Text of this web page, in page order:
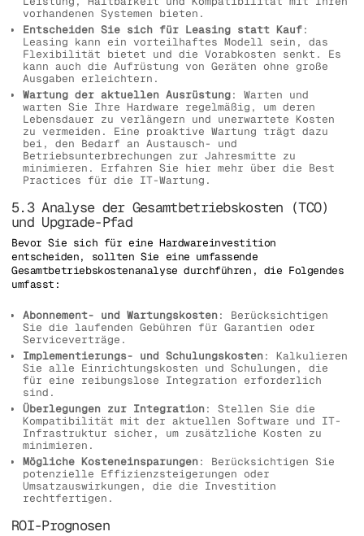
vorhandenen Systemen bieten.
Entscheiden Sie sich für Leasing statt Kauf:
Leasing kann ein vorteilhaftes Modell sein, das
Flexibilität bietet und die Vorabkosten senkt. Es
kann auch die Aufrüstung von Geräten ohne große
Ausgaben erleichtern.
Wartung der aktuellen Ausrüstung: Warten und
warten Sie Ihre Hardware regelmäßig, um deren
Lebensdauer zu verlängern und unerwartete Kosten
zu vermeiden. Eine proaktive Wartung trägt dazu
bei, den Bedarf an Austausch- und
Betriebsunterbrechungen zur Jahresmitte zu
minimieren. Erfahren Sie hier mehr über die Best
Practices für die IT-Wartung.
5.3 Analyse der Gesamtbetriebskosten (TCO)
und Upgrade-Pfad
Bevor Sie sich für eine Hardwareinvestition
entscheiden, sollten Sie eine umfassende
Gesamtbetriebskostenanalyse durchführen, die Folgendes
umfasst:
Abonnement- und Wartungskosten: Berücksichtigen
Sie die laufenden Gebühren für Garantien oder
Serviceverträge.
Implementierungs- und Schulungskosten: Kalkulieren
Sie alle Einrichtungskosten und Schulungen, die
für eine reibungslose Integration erforderlich
sind.
Überlegungen zur Integration: Stellen Sie die
Kompatibilität mit der aktuellen Software und IT-
Infrastruktur sicher, um zusätzliche Kosten zu
minimieren.
Mögliche Kosteneinsparungen: Berücksichtigen Sie
potenzielle Effizienzsteigerungen oder
Umsatzauswirkungen, die die Investition
rechtfertigen.
ROI-Prognosen